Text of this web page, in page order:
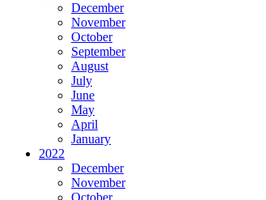
December
November
October
September
August
July
June
May
April
January
2022
December
November
October